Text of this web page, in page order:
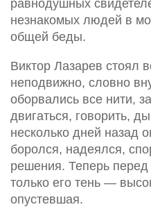
равнодушных
незнакомых людей в
общей беды.
Виктор Лазарев стоял
неподвижно, словно
оборвались все нити,
двигаться, говорить,
несколько дней назад
боролся, надеялся,
решения. Теперь
только его тень —
опустевшая.